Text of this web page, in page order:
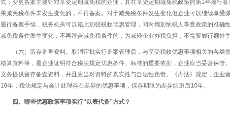
式；变更备案主要针对享受定期减免税的企业，其在享受定期减免税政策的第1年履行
果减免税条件未发生变化的，不再备案。对于减免税条件发生变化但企业可以继续享受
履行备案手续，税务机关可以籍此加强税收优惠管理，同时增加纳税人享受政策的准确
减免税条件发生变化，不再符合减免税条件的，为减轻企业办税负担，不需要履行额外
（六）留存备查资料。取消审批实行备案管理后，与享受税收优惠事项相关的各类
核算资料等，是企业证明符合税法规定优惠条件、标准的重要依据，企业应当妥善保管
义务提供留存备查资料，并且应当对资料的真实性与合法性负责。《办法》规定，企业
10年；税法规定与会计处理存在差异的优惠事项，保存期限为差异结束后10年。
四、哪些优惠政策事项实行“以表代备”方式？